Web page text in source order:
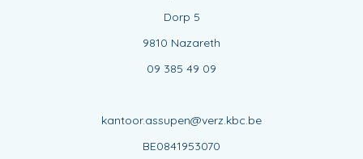
Dorp 5
9810 Nazareth
09 385 49 09
kantoor.assupen@verz.kbc.be
BE0841953070